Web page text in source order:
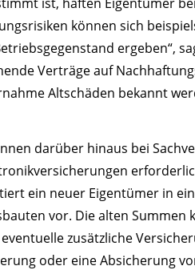
können sich
ergeben“,
Verträge auf
Altschäden bekannt
darüber hinaus bei
ein neuer Eigentümer in
vor. Die alten
zusätzliche
oder eine Absicherung